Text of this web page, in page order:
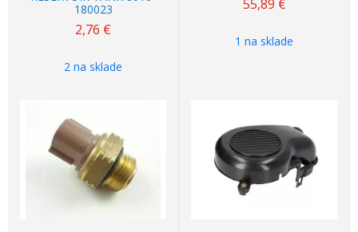
180023
2,76 €
2 na sklade
55,89 €
1 na sklade